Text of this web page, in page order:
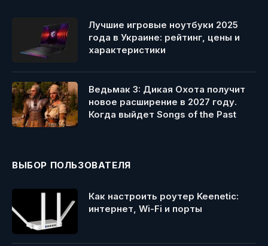
Лучшие игровые ноутбуки 2025
года в Украине: рейтинг, цены и
характеристики
Ведьмак 3: Дикая Охота получит
новое расширение в 2027 году.
Когда выйдет Songs of the Past
ВЫБОР ПОЛЬЗОВАТЕЛЯ
Как настроить роутер Keenetic:
интернет, Wi-Fi и порты